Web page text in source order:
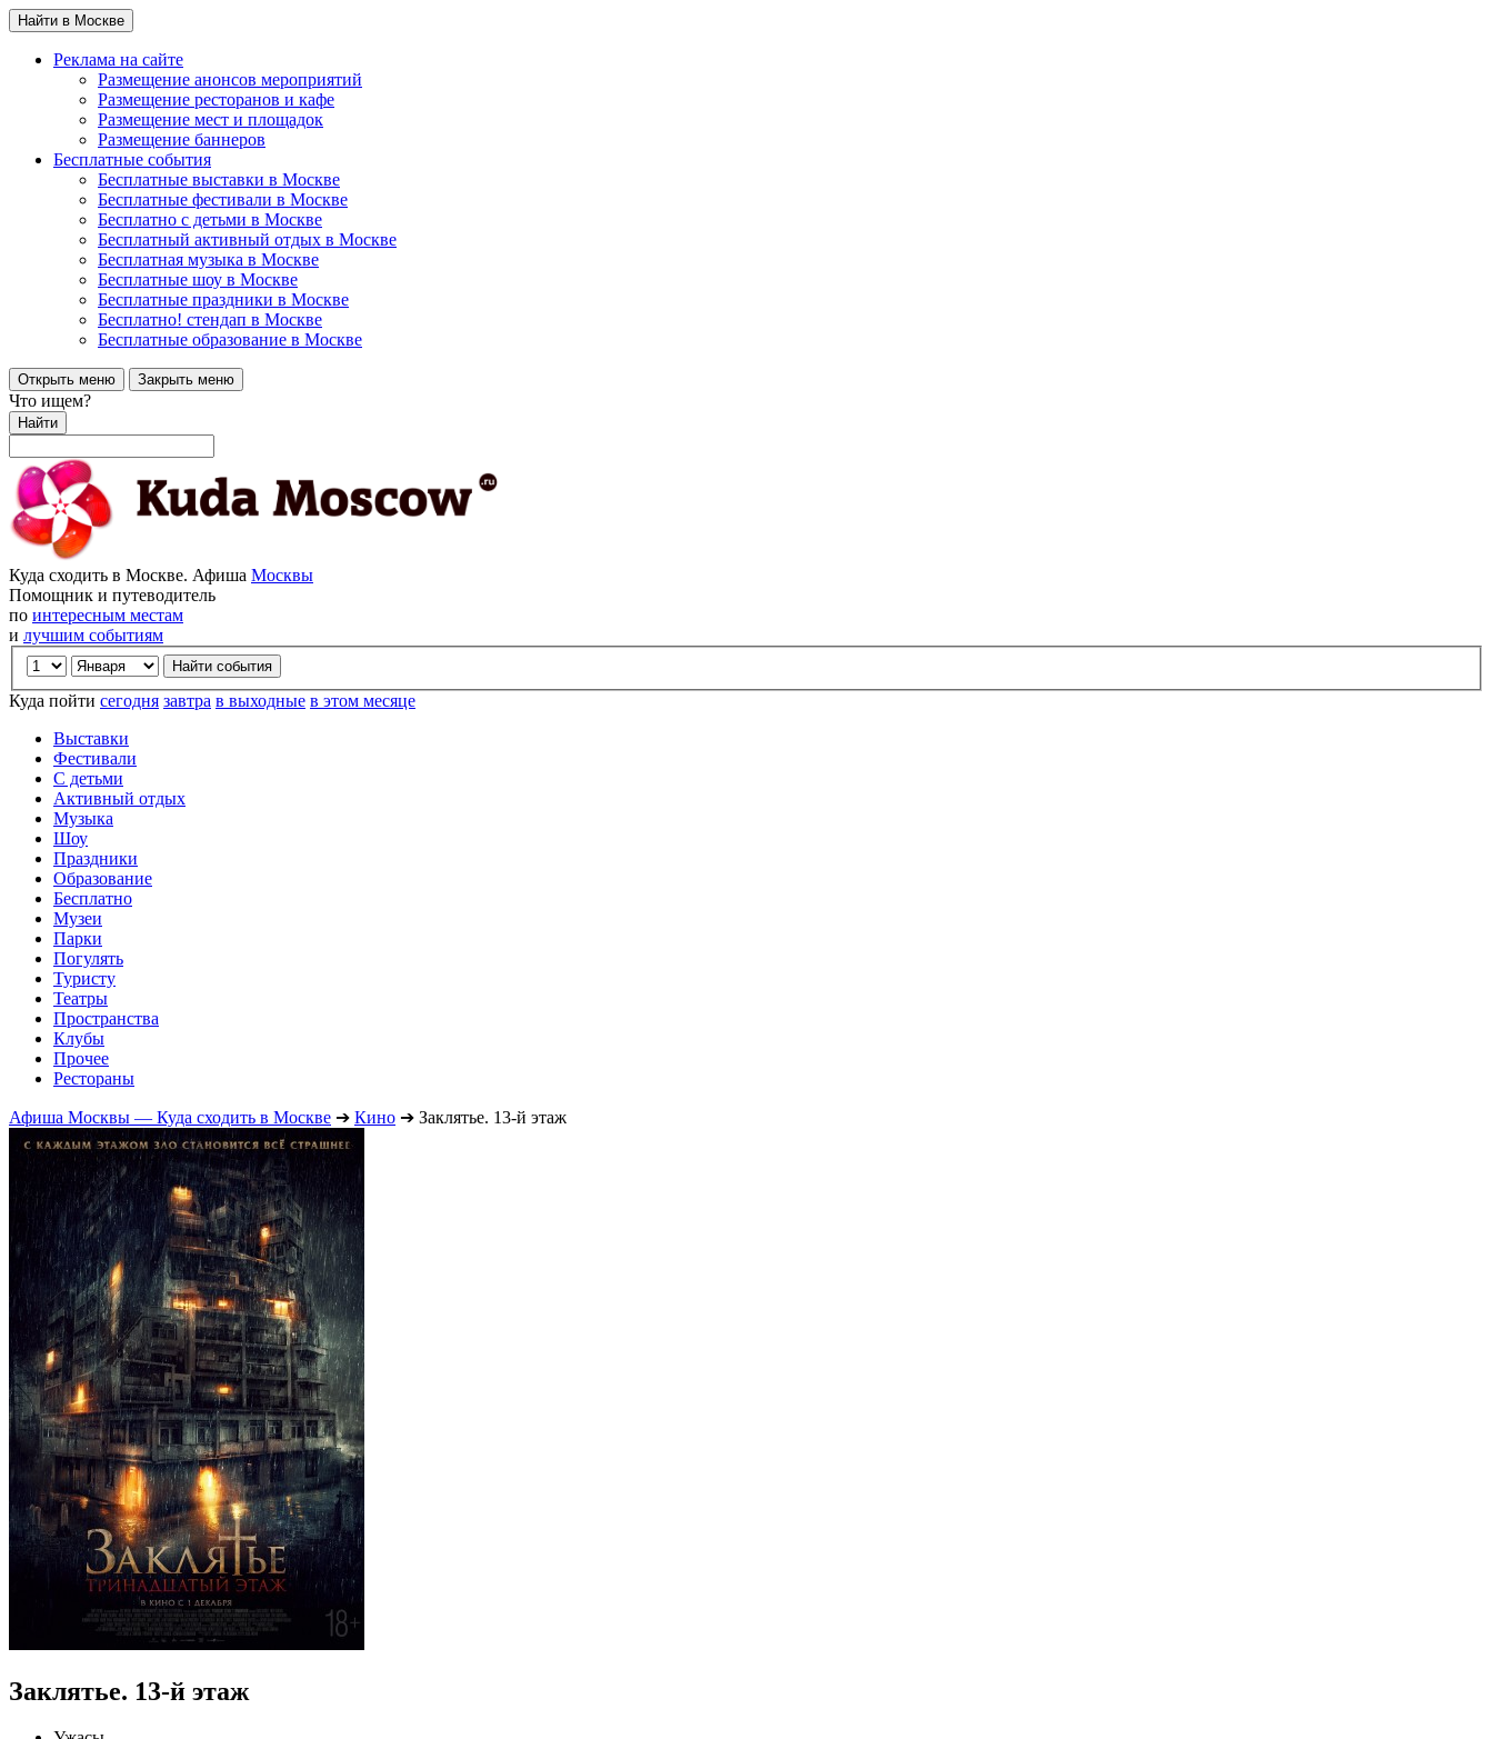
Найти в Москве
Реклама на сайте
Размещение анонсов мероприятий
Размещение ресторанов и кафе
Размещение мест и площадок
Размещение баннеров
Бесплатные события
Бесплатные выставки в Москве
Бесплатные фестивали в Москве
Бесплатно с детьми в Москве
Бесплатный активный отдых в Москве
Бесплатная музыка в Москве
Бесплатные шоу в Москве
Бесплатные праздники в Москве
Бесплатно! стендап в Москве
Бесплатные образование в Москве
Открыть меню Закрыть меню
Что ищем?
Найти
Куда сходить в Москве. Афиша Москвы
Помощник и путеводитель
по интересным местам
и лучшим событиям
Куда пойти сегодня завтра в выходные в этом месяце
Выставки
Фестивали
С детьми
Активный отдых
Музыка
Шоу
Праздники
Образование
Бесплатно
Музеи
Парки
Погулять
Туристу
Театры
Пространства
Клубы
Прочее
Рестораны
Афиша Москвы — Куда сходить в Москве ➔ Кино ➔ Заклятье. 13-й этаж
Заклятье. 13-й этаж